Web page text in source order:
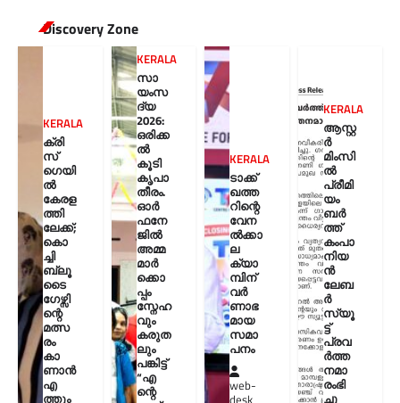
Discovery Zone
KERALA
ക്രി
സ്
ഗെയി
ൽ
കേരള
ത്തി
ലേക്ക്;
കൊ
ച്ചി
ബ്ലൂ
ടൈ
ഗേഴ്സി
ന്റെ
മത്സ
രം
കാ
ണാൻ
എ
ത്തും
KERALA
സാ
യംസ
ദ്യ
2026:
ഒരിക്ക
ൽ
കൂടി
കൃപാ
തീരം.
ഓർ
ഫനേ
ജിൽ
അമ്മ
മാർ
ക്കൊ
പ്പം
സ്നേഹ
വും
കരുത
ലും
പങ്കിട്ട്
“എ
ന്റെ
KERALA
ടാക്ക്
ഖത്ത
റിന്റെ
വേന
ൽക്കാ
ല
ക്യാ
മ്പിന്
വർ
ണാഭ
മായ
സമാ
പനം
web-
desk
KERALA
ആസ്റ്റ
ർ
മിംസി
ൽ
പ്രീമി
യം
ബർ
ത്ത്
കംപാ
നിയ
ൻ
ലേബ
ർ
സ്യൂ
ട്ട്
പ്രവ
ർത്ത
നമാ
രംഭി
ച്ചു